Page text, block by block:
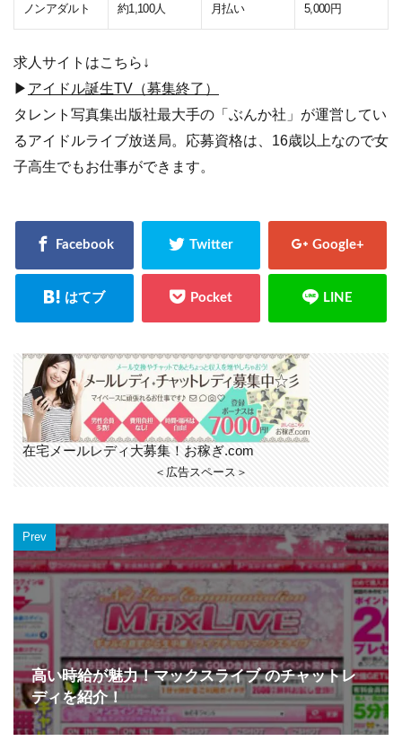
ノンアダルト 約1,100人 月払い 5,000円
求人サイトはこちら↓
▶ アイドル誕生TV（募集終了）
タレント写真集出版社最大手の「ぶんか社」が運営してい
るアイドルライブ放送局。応募資格は、16歳以上なので女
子高生でもお仕事ができます。
在宅メールレディ大募集！お稼ぎ.com
＜広告スペース＞
Prev
高い時給が魅力！マックスライブ のチャットレ
ディを紹介！